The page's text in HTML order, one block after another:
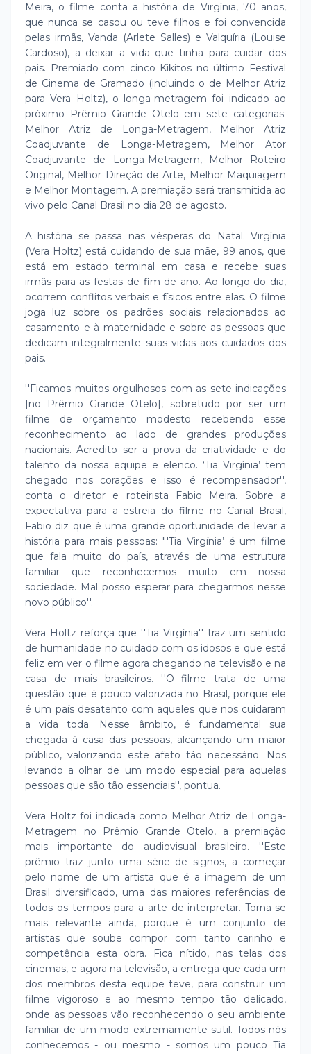
Meira, o filme conta a história de Virgínia, 70 anos,
que nunca se casou ou teve filhos e foi convencida
pelas irmãs, Vanda (Arlete Salles) e Valquíria (Louise
Cardoso), a deixar a vida que tinha para cuidar dos
pais. Premiado com cinco Kikitos no último Festival
de Cinema de Gramado (incluindo o de Melhor Atriz
para Vera Holtz), o longa-metragem foi indicado ao
próximo Prêmio Grande Otelo em sete categorias:
Melhor Atriz de Longa-Metragem, Melhor Atriz
Coadjuvante de Longa-Metragem, Melhor Ator
Coadjuvante de Longa-Metragem, Melhor Roteiro
Original, Melhor Direção de Arte, Melhor Maquiagem
e Melhor Montagem. A premiação será transmitida ao
vivo pelo Canal Brasil no dia 28 de agosto.
A história se passa nas vésperas do Natal. Virgínia
(Vera Holtz) está cuidando de sua mãe, 99 anos, que
está em estado terminal em casa e recebe suas
irmãs para as festas de fim de ano. Ao longo do dia,
ocorrem conflitos verbais e físicos entre elas. O filme
joga luz sobre os padrões sociais relacionados ao
casamento e à maternidade e sobre as pessoas que
dedicam integralmente suas vidas aos cuidados dos
pais.
''Ficamos muitos orgulhosos com as sete indicações
[no Prêmio Grande Otelo], sobretudo por ser um
filme de orçamento modesto recebendo esse
reconhecimento ao lado de grandes produções
nacionais. Acredito ser a prova da criatividade e do
talento da nossa equipe e elenco. ‘Tia Virgínia’ tem
chegado nos corações e isso é recompensador'',
conta o diretor e roteirista Fabio Meira. Sobre a
expectativa para a estreia do filme no Canal Brasil,
Fabio diz que é uma grande oportunidade de levar a
história para mais pessoas: "'Tia Virgínia’ é um filme
que fala muito do país, através de uma estrutura
familiar que reconhecemos muito em nossa
sociedade. Mal posso esperar para chegarmos nesse
novo público''.
Vera Holtz reforça que ''Tia Virgínia'' traz um sentido
de humanidade no cuidado com os idosos e que está
feliz em ver o filme agora chegando na televisão e na
casa de mais brasileiros. ''O filme trata de uma
questão que é pouco valorizada no Brasil, porque ele
é um país desatento com aqueles que nos cuidaram
a vida toda. Nesse âmbito, é fundamental sua
chegada à casa das pessoas, alcançando um maior
público, valorizando este afeto tão necessário. Nos
levando a olhar de um modo especial para aquelas
pessoas que são tão essenciais'', pontua.
Vera Holtz foi indicada como Melhor Atriz de Longa-
Metragem no Prêmio Grande Otelo, a premiação
mais importante do audiovisual brasileiro. ''Este
prêmio traz junto uma série de signos, a começar
pelo nome de um artista que é a imagem de um
Brasil diversificado, uma das maiores referências de
todos os tempos para a arte de interpretar. Torna-se
mais relevante ainda, porque é um conjunto de
artistas que soube compor com tanto carinho e
competência esta obra. Fica nítido, nas telas dos
cinemas, e agora na televisão, a entrega que cada um
dos membros desta equipe teve, para construir um
filme vigoroso e ao mesmo tempo tão delicado,
onde as pessoas vão reconhecendo o seu ambiente
familiar de um modo extremamente sutil. Todos nós
conhecemos - ou mesmo - somos um pouco Tia